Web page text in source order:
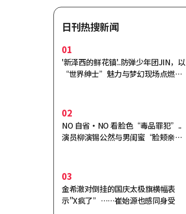
日刊热搜新闻
01
'新泽西的鲜花镇'..防弹少年团JIN，以
“世界绅士”魅力与梦幻现场点燃全
02
NO 自省·NO 看脸色“毒品罪犯”..
演员柳演锡公然与男闺蜜“脸颊亲
03
金希澈对倒挂的国庆太极旗横幅表
示"X疯了”……崔始源也感同身受